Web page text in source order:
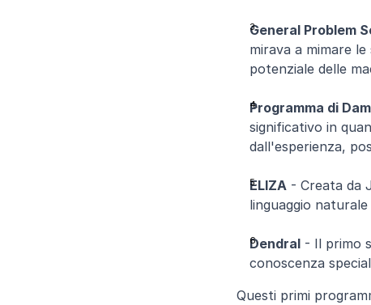
General Problem
mirava a mimare
potenziale delle
Programma di
significativo in
dall'esperienza,
ELIZA - Creata da
linguaggio
Dendral - Il primo
conoscenza
Questi primi